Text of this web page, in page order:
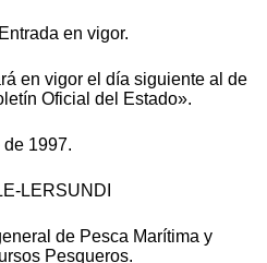
en vigor.
en vigor el día siguiente al de
Oficial del Estado».
1997.
LERSUNDI
de Pesca Marítima y
Pesqueros.